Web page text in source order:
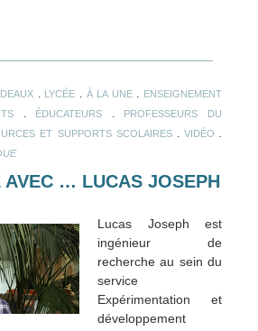
LYCÉE À LA UNE.
ENSEIGNEMENT
ÉDUCATEURS
PROFESSEURS DU
ET SUPPORTS SCOLAIRES. VIDÉO
AVEC … LUCAS JOSEPH
Lucas Joseph est
ingénieur de
recherche au sein du
service
Expérimentation et
développement